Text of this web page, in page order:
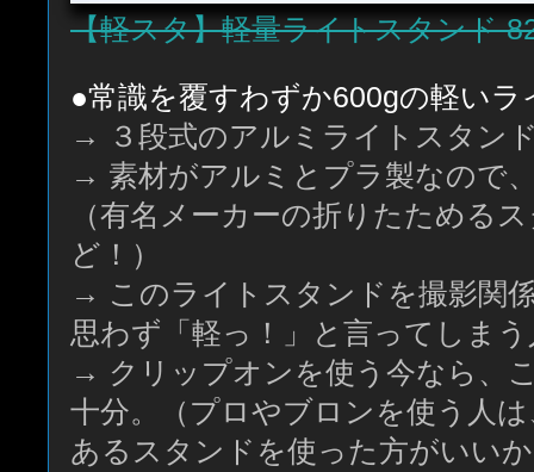
【軽スタ】軽量ライトスタンド
●常識を覆すわずか600gの軽い
→ ３段式のアルミライトスタン
→ 素材がアルミとプラ製なので
（有名メーカーの折りたためる
ど！）
→ このライトスタンドを撮影関
思わず「軽っ！」と言ってしま
→ クリップオンを使う今なら、
十分。（プロやブロンを使う人
あるスタンドを使った方がいい